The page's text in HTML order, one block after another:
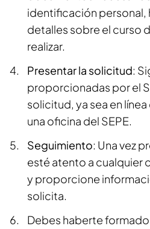
identificación personal,
detalles sobre el curso
realizar.
Presentar la solicitud:
proporcionadas por el
solicitud, ya sea en
una oficina del SEPE.
Seguimiento: Una vez
esté atento a cualquier
y proporcione
solicita.
Debes haberte formado